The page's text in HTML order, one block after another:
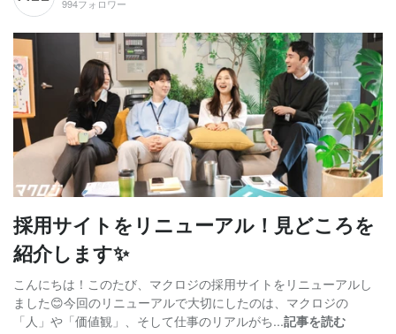
994フォロワー
採用サイトをリニューアル！見どころを
紹介します✨
こんにちは！このたび、マクロジの採用サイトをリニューアルし
ました😊今回のリニューアルで大切にしたのは、マクロジの
「人」や「価値観」、そして仕事のリアルがち...記事を読む